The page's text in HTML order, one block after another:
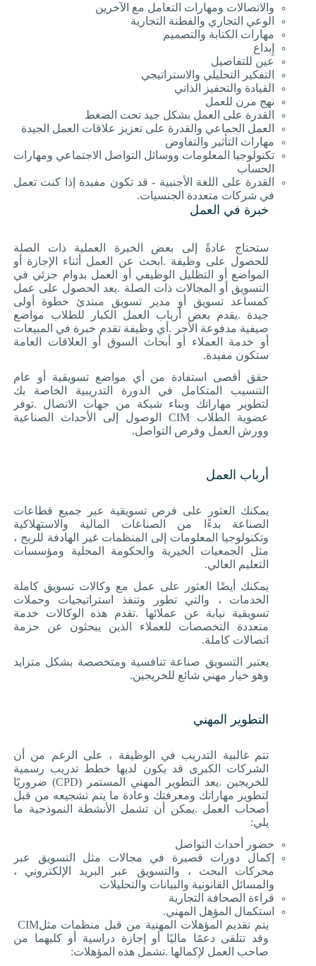
والاتصالات ومهارات التعامل مع الآخرين
الوعي التجاري والفطنة التجارية
مهارات الكتابة والتصميم
إِبداع
عين للتفاصيل
التفكير التحليلي والاستراتيجي
القيادة والتحفيز الذاتي
نهج مرن للعمل
القدرة على العمل بشكل جيد تحت الضغط
العمل الجماعي والقدرة على تعزيز علاقات العمل الجيدة
مهارات التأثير والتفاوض
تكنولوجيا المعلومات ووسائل التواصل الاجتماعي ومهارات
الحساب
القدرة على اللغة الأجنبية - قد تكون مفيدة إذا كنت تعمل
في شركات متعددة الجنسيات.
خبرة في العمل
ستحتاج عادةً إلى بعض الخبرة العملية ذات الصلة
للحصول على وظيفة . ابحث عن العمل أثناء الإجازة أو
المواضع أو التظليل الوظيفي أو العمل بدوام جزئي في
التسويق أو المجالات ذات الصلة .يعد الحصول على عمل
كمساعد تسويق أو مدير تسويق مبتدئ خطوة أولى
جيدة .يقدم بعض أرباب العمل الكبار للطلاب مواضع
صيفية مدفوعة الأجر
. أي وظيفة تقدم خبرة في المبيعات
أو خدمة العملاء أو أبحاث السوق أو العلاقات العامة
ستكون مفيدة.
حقق أقصى استفادة من أي مواضع تسويقية أو عام
التنسيب المتكامل في الدورة التدريبية الخاصة بك
لتطوير مهاراتك وبناء شبكة من جهات الاتصال .توفر
عضوية الطلاب CIM
الوصول إلى الأحداث الصناعية
وورش العمل وفرص التواصل.
أرباب العمل
يمكنك العثور على فرص تسويقية عبر جميع قطاعات
الصناعة بدءًا من الصناعات المالية والاستهلاكية
وتكنولوجيا المعلومات إلى المنظمات غير الهادفة للربح ،
مثل الجمعيات الخيرية والحكومة المحلية ومؤسسات
التعليم العالي.
يمكنك أيضًا العثور على عمل مع وكالات تسويق كاملة
الخدمات ، والتي تطور وتنفذ استراتيجيات وحملات
تسويقية نيابة عن عملائها .تقدم هذه الوكالات خدمة
متعددة التخصصات للعملاء الذين يبحثون عن حزمة
اتصالات كاملة.
يعتبر التسويق صناعة تنافسية ومتخصصة بشكل متزايد
وهو خيار مهني شائع للخريجين.
التطوير المهني
تتم غالبية التدريب في الوظيفة ، على الرغم من أن
الشركات الكبرى قد يكون لديها خطط تدريب رسمية
للخريجين .يعد التطوير المهني المستمر (CPD) ضروريًا
لتطوير مهاراتك ومعرفتك وعادة ما يتم تشجيعه من قبل
أصحاب العمل .يمكن أن تشمل الأنشطة النموذجية ما
يلي:
حضور أحداث التواصل
إكمال دورات قصيرة في مجالات مثل التسويق عبر
محركات البحث ، والتسويق عبر البريد الإلكتروني ،
والمسائل القانونية والبيانات والتحليلات
قراءة الصحافة التجارية
استكمال المؤهل المهني.
يتم تقديم المؤهلات المهنية من قبل منظمات مثلCIM
وقد تتلقى دعمًا ماليًا أو إجازة دراسية أو كليهما من
صاحب العمل لإكمالها .تشمل هذه المؤهلات: